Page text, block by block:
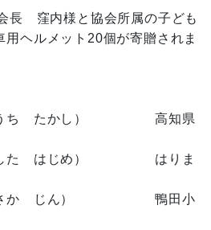
　窪内様と協会所属の子ども
用ヘルメット20個が寄贈されま
　たかし）　　　　　高知県
　はじめ）　　　　　はりま
　じん）　　　　　　鴨田小